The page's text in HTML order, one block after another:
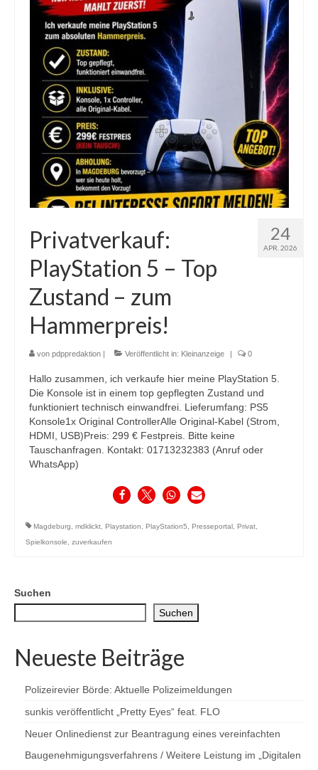
24
APR. 2026
Privatverkauf:
PlayStation 5 – Top
Zustand – zum
Hammerpreis!
von pdppredaktion Veröffentlicht in: Kleinanzeige 0
Hallo zusammen, ich verkaufe hier meine PlayStation 5.
Die Konsole ist in einem top gepflegten Zustand und
funktioniert technisch einwandfrei. Lieferumfang: PS5
Konsole1x Original ControllerAlle Original-Kabel (Strom,
HDMI, USB)Preis: 299 € Festpreis. Bitte keine
Tauschanfragen. Kontakt: 01713232383 (Anruf oder
WhatsApp)
Magdeburg, mdklickt, Playstation, PlayStation5, Presseportal , Privat,
Spielkonsole, zuverkaufen
Suchen
Suchen
Neueste Beiträge
Polizeirevier Börde: Aktuelle Polizeimeldungen
sunkis veröffentlicht „Pretty Eyes“ feat. FLO
Neuer Onlinedienst zur Beantragung eines vereinfachten
Baugenehmigungsverfahrens / Weitere Leistung im „Digitalen